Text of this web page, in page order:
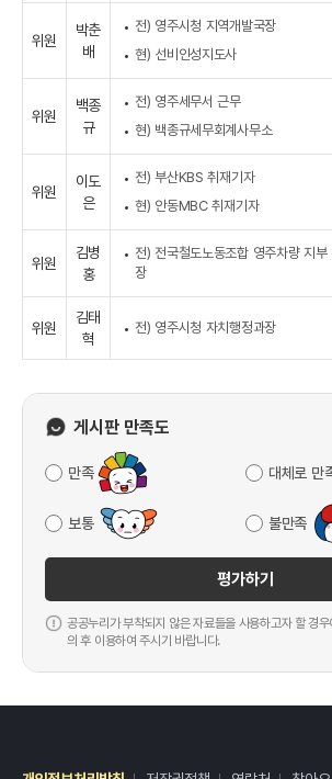
위원
박춘
배
전) 영주시청 지역개발국장
현) 선비인성지도사
위원
백종
규
전) 영주세무서 근무
현) 백종규세무회계사무소
위원
이도
은
전) 부산KBS 취재기자
현) 안동MBC 취재기자
위원
김병
홍
전) 전국철도노동조합 영주차량 지부
장
위원
김태
혁
전) 영주시청 자치행정과장
게시판 만족도
만족 대체로 만
보통 불만족
평가하기
공공누리가 부착되지 않은 자료들을 사용하고자 할 경
의 후 이용하여 주시기 바랍니다.